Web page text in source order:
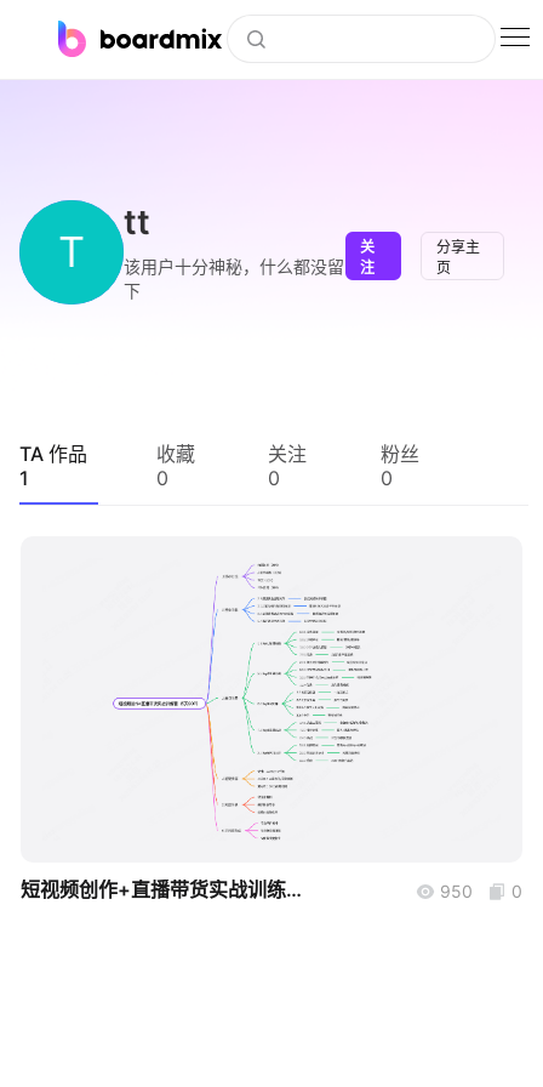
下载
企业服务
T
tt
该用户十分神秘，什么都没留
下
关
注
分享主
页
TA 作品
1
收藏
0
关注
0
粉丝
0
boardmix
短视频创作+直播带货实战训练营（5天SOP） 950 0